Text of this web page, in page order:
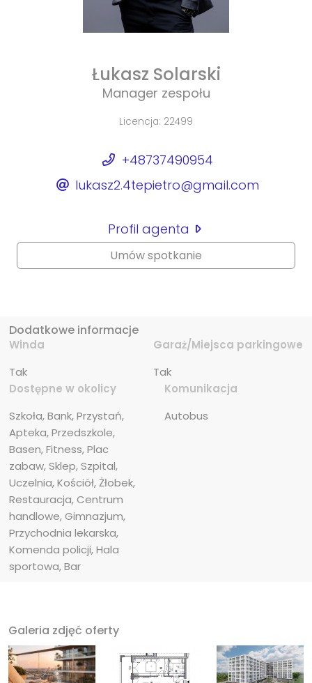
Łukasz Solarski
Manager zespołu
Licencja: 22499
+48737490954
lukasz2.4tepietro@gmail.com
Profil agenta
Umów spotkanie
Dodatkowe informacje
Winda
Tak
Garaż/Miejsca parkingowe
Tak
Dostępne w okolicy
Szkoła, Bank, Przystań,
Apteka, Przedszkole,
Basen, Fitness, Plac
zabaw, Sklep, Szpital,
Uczelnia, Kościół, Żłobek,
Restauracja, Centrum
handlowe, Gimnazjum,
Przychodnia lekarska,
Komenda policji, Hala
sportowa, Bar
Komunikacja
Autobus
Galeria zdjęć oferty